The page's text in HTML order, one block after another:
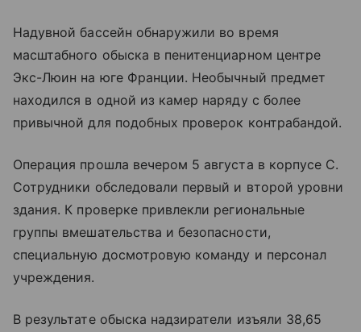
Надувной бассейн обнаружили во время
масштабного обыска в пенитенциарном центре
Экс-Люин на юге Франции. Необычный предмет
находился в одной из камер наряду с более
привычной для подобных проверок контрабандой.
Операция прошла вечером 5 августа в корпусе C.
Сотрудники обследовали первый и второй уровни
здания. К проверке привлекли региональные
группы вмешательства и безопасности,
специальную досмотровую команду и персонал
учреждения.
В результате обыска надзиратели изъяли 38,65